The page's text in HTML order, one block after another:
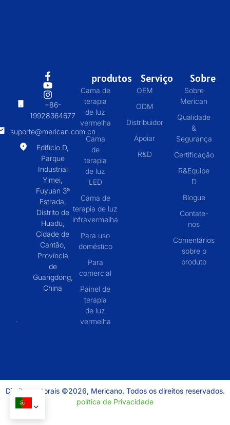
+86-
19928364677
suporte@merican.com.cn
Edifício D,
Parque
Industrial
Yimei,
Fuyuan 3ª
Estrada,
Distrito de
Huadu,
Cidade de
Cantão,
Província
de
Guangdong,
China
produtos
Cama de
terapia
de luz
vermelha
Cama
de
terapia
de luz
LED
Cama de
terapia de luz
infravermelha
Para uso
doméstico
Para
comercial
Painel de
terapia
de luz
vermelha
Serviço
OEM
ODM
Distribuidor
Apoiar
R&D
Sobre
Sobre
Merican
Qualidade
&
Segurança
Certificação
R&Equipe
D
Blogue
Contate-
nos
Comentários
sobre o
produto
Direitos autorais ©2026, Mericano. Todos os direitos reservados.
política de Privacidade